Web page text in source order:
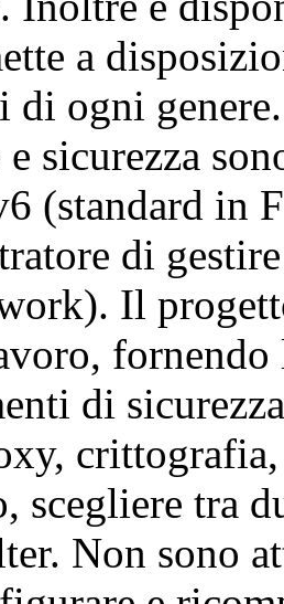
a
di ogni genere.
sicurezza
(standard in
di
Il
di
crittografia,
scegliere tra
Non sono